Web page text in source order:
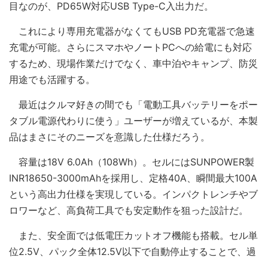
目なのが、PD65W対応USB Type-C入出力だ。
これにより専用充電器がなくてもUSB PD充電器で急速
充電が可能。さらにスマホやノートPCへの給電にも対応
するため、現場作業だけでなく、車中泊やキャンプ、防災
用途でも活躍する。
最近はクルマ好きの間でも「電動工具バッテリーをポー
タブル電源代わりに使う」ユーザーが増えているが、本製
品はまさにそのニーズを意識した仕様だろう。
容量は18V 6.0Ah（108Wh）。セルにはSUNPOWER製
INR18650-3000mAhを採用し、定格40A、瞬間最大100A
という高出力仕様を実現している。インパクトレンチやブ
ロワーなど、高負荷工具でも安定動作を狙った設計だ。
また、安全面では低電圧カットオフ機能も搭載。セル単
位2.5V、パック全体12.5V以下で自動停止することで、過